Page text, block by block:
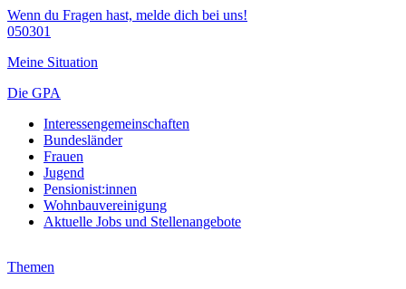
Wenn du Fragen hast, melde dich bei uns!
050301
Meine Situation
Die GPA
Interessengemeinschaften
Bundesländer
Frauen
Jugend
Pensionist:innen
Wohnbauvereinigung
Aktuelle Jobs und Stellenangebote
Themen